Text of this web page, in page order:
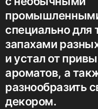
специально для
запахами
и устал от
ароматов, а
разнообразить
декором.